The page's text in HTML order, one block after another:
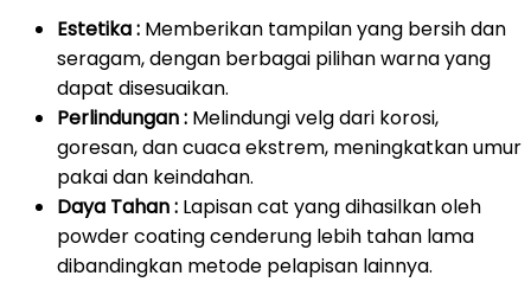
Estetika : Memberikan tampilan yang bersih dan
seragam, dengan berbagai pilihan warna yang
dapat disesuaikan.
Perlindungan : Melindungi velg dari korosi,
goresan, dan cuaca ekstrem, meningkatkan umur
pakai dan keindahan.
Daya Tahan : Lapisan cat yang dihasilkan oleh
powder coating cenderung lebih tahan lama
dibandingkan metode pelapisan lainnya.